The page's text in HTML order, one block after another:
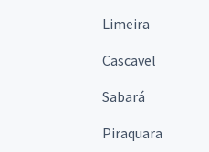
Limeira
Cascavel
Sabará
Piraquara